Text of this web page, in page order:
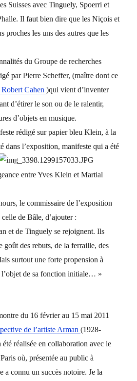
Suisses avec Tinguely, Spoerri et
Il faut bien dire que les Niçois et
proches les uns des autres que les
du Groupe de recherches
par Pierre Scheffer, (maître dont ce
Robert Cahen)qui vient d’inventer
d’étirer le son ou de le ralentir,
d’objets en musique.
rédigé sur papier bleu Klein, à la
dans l’exposition, manifeste qui a été
entre Yves Klein et Martial
le commissaire de l’exposition
de Bâle, d’ajouter :
et de Tinguely se rejoignent. Ils
goût des rebuts, de la ferraille, des
surtout une forte propension à
l’objet de sa fonction initiale… »
du 16 février au 15 mai 2011
de l’artiste Arman(1928-
réalisée en collaboration avec le
où, présentée au public à
a connu un succès notoire. Je la